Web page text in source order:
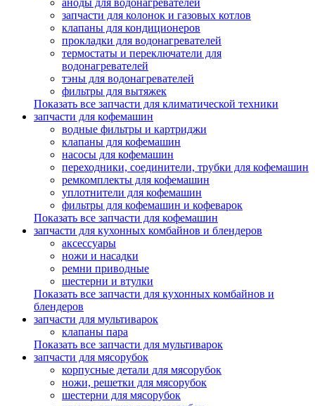
аноды для водонагревателей
запчасти для колонок и газовых котлов
клапаны для кондиционеров
прокладки для водонагревателей
термостаты и переключатели для
водонагревателей
тэны для водонагревателей
фильтры для вытяжек
Показать все запчасти для климатической техники
запчасти для кофемашин
водные фильтры и картриджи
клапаны для кофемашин
насосы для кофемашин
переходники, соединители, трубки для кофемашин
ремкомплекты для кофемашин
уплотнители для кофемашин
фильтры для кофемашин и кофеварок
Показать все запчасти для кофемашин
запчасти для кухонных комбайнов и блендеров
аксессуары
ножи и насадки
ремни приводные
шестерни и втулки
Показать все запчасти для кухонных комбайнов и
блендеров
запчасти для мультиварок
клапаны пара
Показать все запчасти для мультиварок
запчасти для мясорубок
корпусные детали для мясорубок
ножи, решетки для мясорубок
шестерни для мясорубок